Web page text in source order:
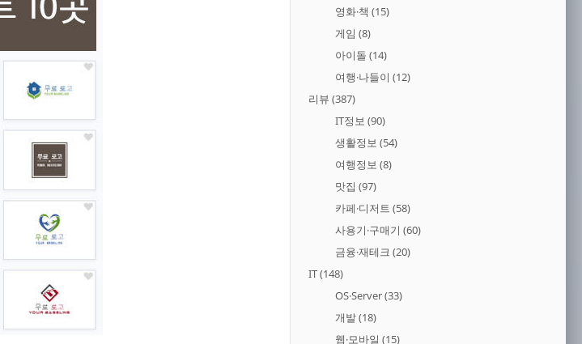
영화·책 (15)
게임 (8)
아이돌 (14)
여행·나들이 (12)
리뷰 (387)
IT정보 (90)
생활정보 (54)
여행정보 (8)
맛집 (97)
카페·디저트 (58)
사용기·구매기 (60)
금융·재테크 (20)
IT(148)
OS·Server(33)
개발(18)
웹·모바일 (15)